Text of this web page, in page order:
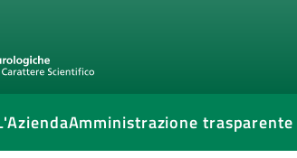
Amministrazione trasparente